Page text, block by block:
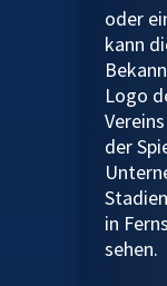
oder
kann
Logo
der
in
sehen.